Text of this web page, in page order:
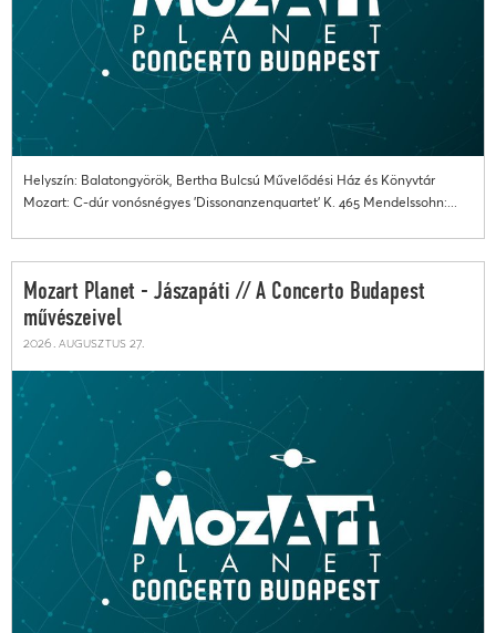
Helyszín: Balatongyörök, Bertha Bulcsú Művelődési Ház és Könyvtár
Mozart: C-dúr vonósnégyes 'Dissonanzenquartet' K. 465 Mendelssohn:...
Mozart Planet - Jászapáti // A Concerto Budapest
művészeivel
2026. augusztus 27.